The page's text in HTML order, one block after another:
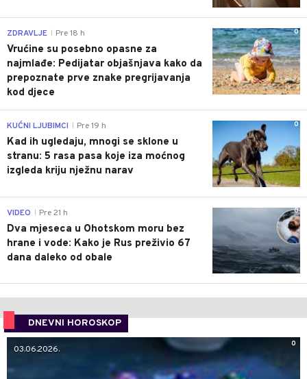
0
ZDRAVLJE Pre 18 h
Vrućine su posebno opasne za
najmlađe: Pedijatar objašnjava kako da
prepoznate prve znake pregrijavanja
kod djece
0
KUĆNI LJUBIMCI Pre 19 h
Kad ih ugledaju, mnogi se sklone u
stranu: 5 rasa pasa koje iza moćnog
izgleda kriju nježnu narav
0
VIDEO Pre 21 h
Dva mjeseca u Ohotskom moru bez
hrane i vode: Kako je Rus preživio 67
dana daleko od obale
DNEVNI HOROSKOP
0
03.06.2026.